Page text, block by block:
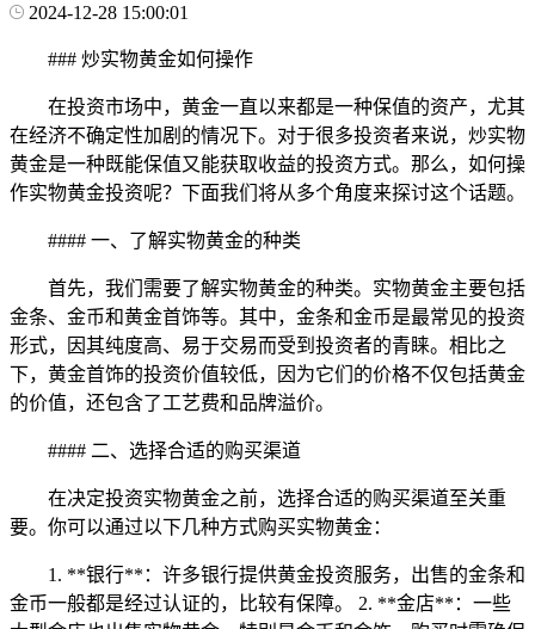
2024-12-28 15:00:01
### 炒实物黄金如何操作
在投资市场中，黄金一直以来都是一种保值的资产，尤其
在经济不确定性加剧的情况下。对于很多投资者来说，炒实物
黄金是一种既能保值又能获取收益的投资方式。那么，如何操
作实物黄金投资呢？下面我们将从多个角度来探讨这个话题。
#### 一、了解实物黄金的种类
首先，我们需要了解实物黄金的种类。实物黄金主要包括
金条、金币和黄金首饰等。其中，金条和金币是最常见的投资
形式，因其纯度高、易于交易而受到投资者的青睐。相比之
下，黄金首饰的投资价值较低，因为它们的价格不仅包括黄金
的价值，还包含了工艺费和品牌溢价。
#### 二、选择合适的购买渠道
在决定投资实物黄金之前，选择合适的购买渠道至关重
要。你可以通过以下几种方式购买实物黄金：
1. **银行**：许多银行提供黄金投资服务，出售的金条和
金币一般都是经过认证的，比较有保障。 2. **金店**：一些